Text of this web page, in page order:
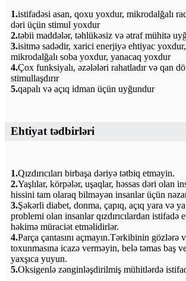
1.istifadəsi asan, qoxu yoxdur, mikrodalğalı
dəri üçün stimul yoxdur
2.təbii maddələr, təhlükəsiz və ətraf mühitə
3.isitmə sadədir, xarici enerjiyə ehtiyac
mikrodalğalı soba yoxdur, yanacaq yoxdur
4.Çox funksiyalı, əzələləri rahatladır və qan
stimullaşdırır
5.qapalı və açıq idman üçün uyğundur
Ehtiyat tədbirləri
1.Qızdırıcıları birbaşa dəriyə tətbiq etməyin.
2.Yaşlılar, körpələr, uşaqlar, həssas dəri olan
hissini tam olaraq bilməyən insanlar üçün
3.Şəkərli diabet, donma, çapıq, açıq yara və
problemi olan insanlar qızdırıcılardan istifadə
həkimə müraciət etməlidirlər.
4.Parça çantasını açmayın.Tərkibinin gözlərə
toxunmasına icazə verməyin, belə təmas baş
yaxşıca yuyun.
5.Oksigenlə zənginləşdirilmiş mühitlərdə